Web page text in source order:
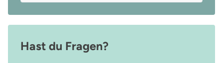
Hast du Fragen?